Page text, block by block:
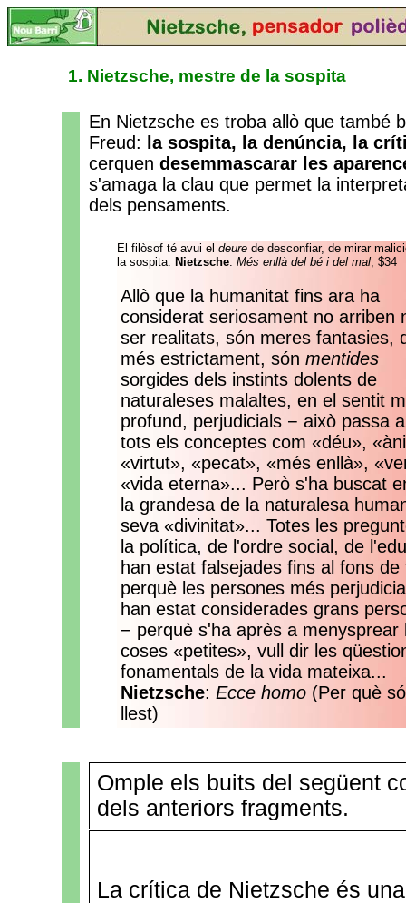
1. Nietzsche, mestre de la sospita
En Nietzsche es troba allò que també
Freud:
la sospita, la denúncia, la
cerquen desemmascarar les
s'amaga la clau que permet la
dels pensaments.
El filòsof té avui el deure de desconfiar, de mirar
la sospita. Nietzsche: Més enllà del bé i del mal, $34
Allò que la humanitat fins ara ha
considerat seriosament no arriben
ser realitats, són meres fantasies,
més estrictament, són mentides
sorgides dels instints dolents de
naturaleses malaltes, en el sentit
profund, perjudicials − això passa
tots els conceptes com «déu»,
«virtut», «pecat», «més enllà»,
«vida eterna»... Però s'ha buscat
la grandesa de la naturalesa
seva «divinitat»... Totes les
la política, de l'ordre social, de
han estat falsejades fins al fons de
perquè les persones més
han estat considerades grans
− perquè s'ha après a menysprear
coses «petites», vull dir les
fonamentals de la vida mateixa...
Nietzsche: Ecce homo (Per què
llest)
Omple els buits del següent
dels anteriors fragments.
La crítica de Nietzsche és